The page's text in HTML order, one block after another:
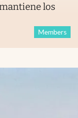
los
Members